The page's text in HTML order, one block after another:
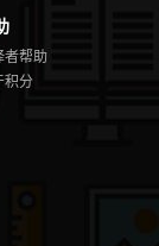
者帮助
积分